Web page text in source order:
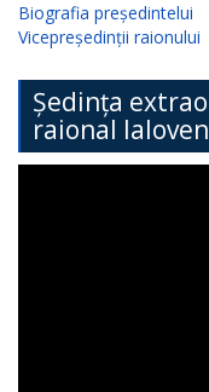
Biografia președintelui
Vicepreședinții raionului
Ședința
raional